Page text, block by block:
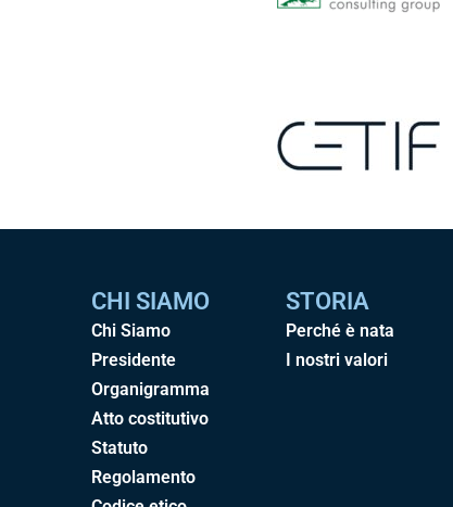
CHI SIAMO
Chi Siamo
Presidente
Organigramma
Atto costitutivo
Statuto
Regolamento
STORIA
Perché è nata
I nostri valori